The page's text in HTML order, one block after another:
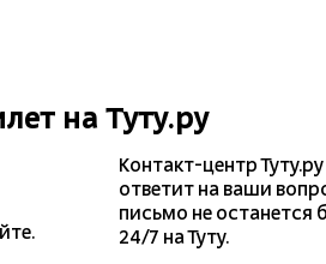
на Туту.ру
Контакт-центр
ответит на ваши
письмо не останется
24/7 на Туту.